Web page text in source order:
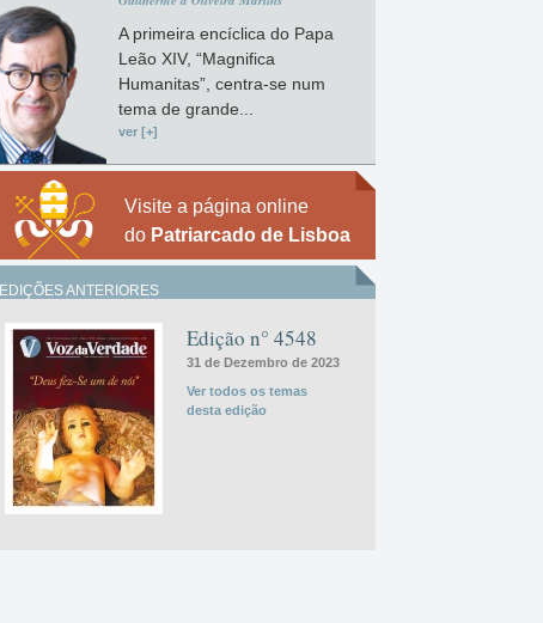
A primeira encíclica do Papa
Leão XIV, “Magnifica
Humanitas”, centra-se num
tema de grande...
ver [+]
Visite a página online
do Patriarcado de Lisboa
EDIÇÕES ANTERIORES
Edição n° 4548
31 de Dezembro de 2023
Ver todos os temas
desta edição